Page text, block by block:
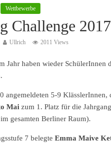
Wettbewerbe
Challenge 2017
Ullrich 2011 Views
Jahr haben wieder SchülerInnen
angemeldeten 5-9
Mai zum 1. Platz für die
gesamten Berliner Raum).
7 belegte Emma Maive